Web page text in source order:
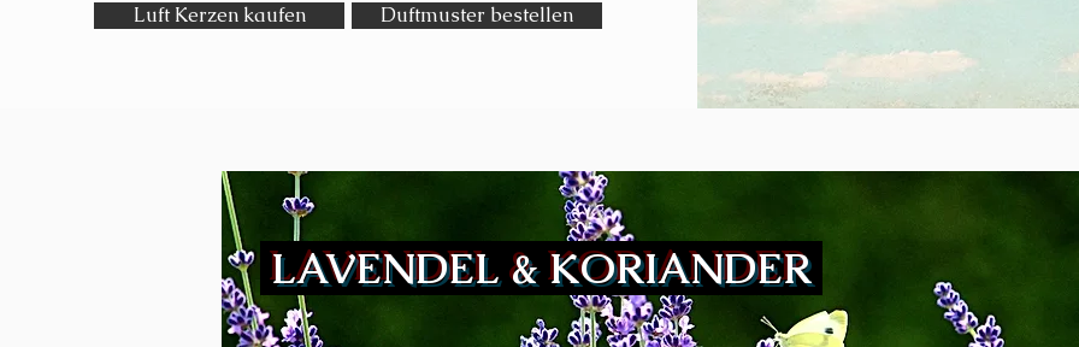
Luft Kerzen kaufen Duftmuster bestellen
LAVENDEL & KORIANDER